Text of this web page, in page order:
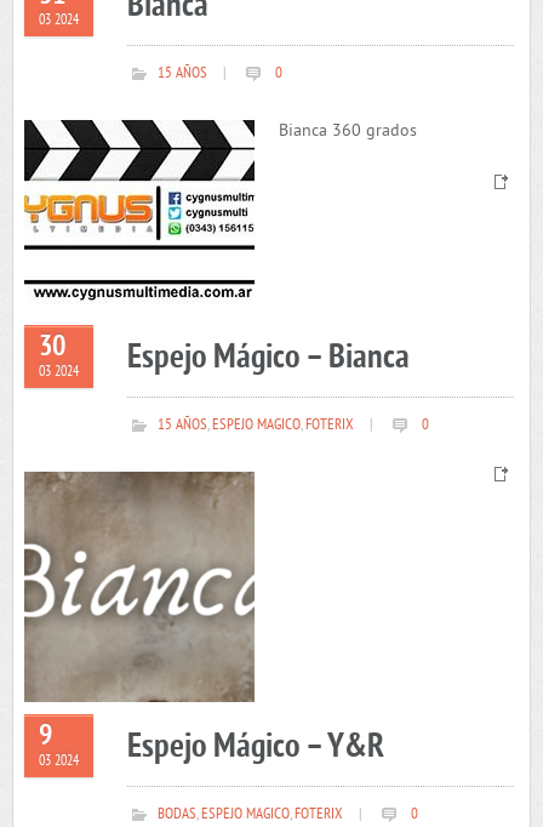
03 2024
15 AÑOS 0
Bianca 360 grados
30
03 2024 Espejo Mágico – Bianca
15 AÑOS,ESPEJO MAGICO,FOTERIX 0
9
03 2024 Espejo Mágico – Y&R
BODAS,ESPEJO MAGICO,FOTERIX 0